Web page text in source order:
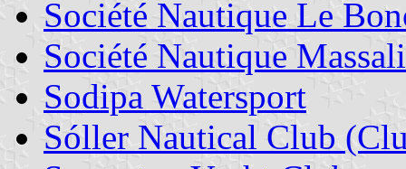
Société Nautique Le
Société Nautique
Sodipa Watersport
Sóller Nautical Club